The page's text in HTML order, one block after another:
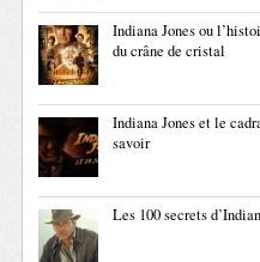
Indiana Jones ou
du crâne de cristal
Indiana Jones et le
savoir
Les 100 secrets